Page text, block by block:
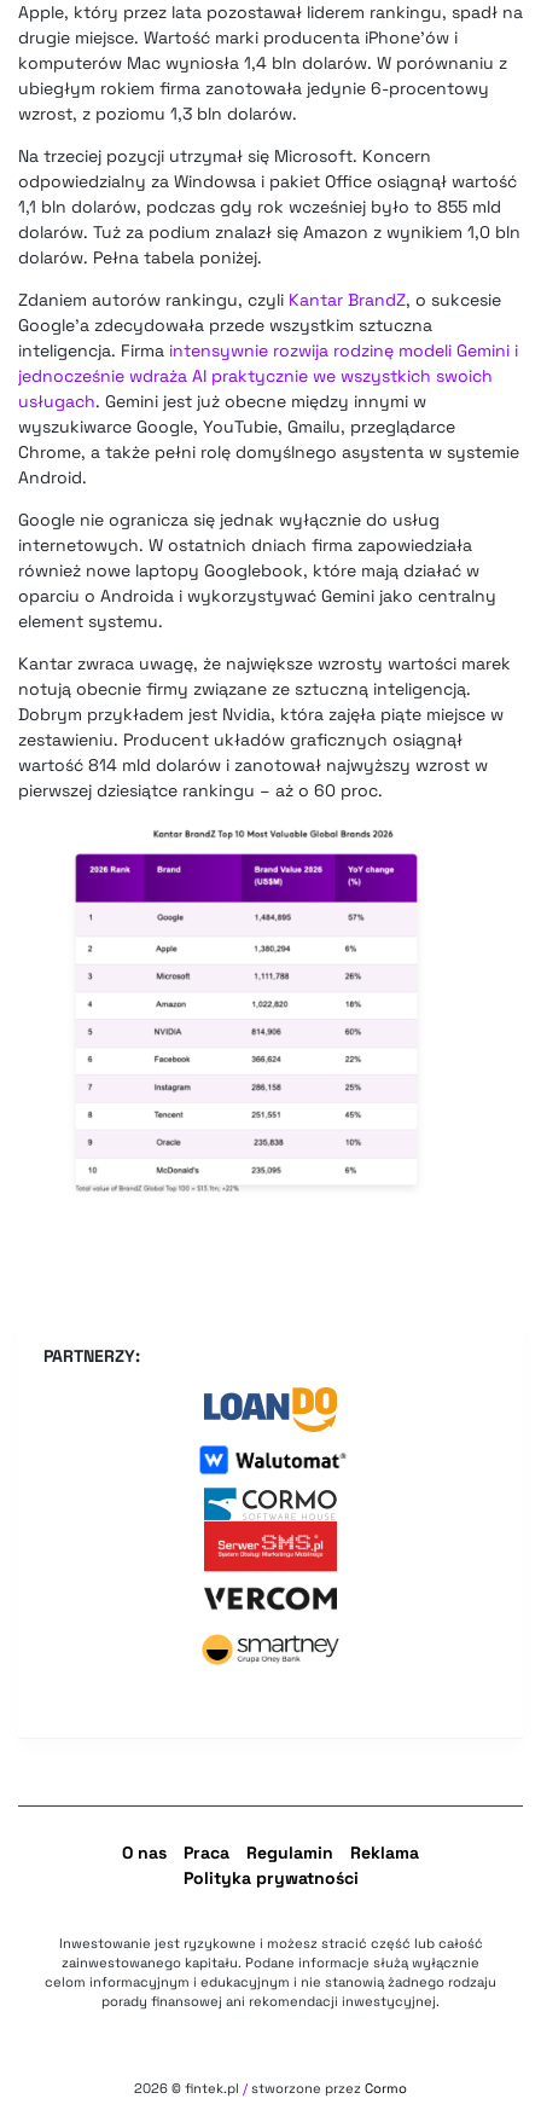
Apple, który przez lata pozostawał liderem rankingu, spadł na
drugie miejsce. Wartość marki producenta iPhone’ów i
komputerów Mac wyniosła 1,4 bln dolarów. W porównaniu z
ubiegłym rokiem firma zanotowała jedynie 6-procentowy
wzrost, z poziomu 1,3 bln dolarów.
Na trzeciej pozycji utrzymał się Microsoft. Koncern
odpowiedzialny za Windowsa i pakiet Office osiągnął wartość
1,1 bln dolarów, podczas gdy rok wcześniej było to 855 mld
dolarów. Tuż za podium znalazł się Amazon z wynikiem 1,0 bln
dolarów. Pełna tabela poniżej.
Zdaniem autorów rankingu, czyli Kantar BrandZ, o sukcesie
Google’a zdecydowała przede wszystkim sztuczna
inteligencja. Firma intensywnie rozwija rodzinę modeli Gemini i
jednocześnie wdraża AI praktycznie we wszystkich swoich
usługach. Gemini jest już obecne między innymi w
wyszukiwarce Google, YouTubie, Gmailu, przeglądarce
Chrome, a także pełni rolę domyślnego asystenta w systemie
Android.
Google nie ogranicza się jednak wyłącznie do usług
internetowych. W ostatnich dniach firma zapowiedziała
również nowe laptopy Googlebook, które mają działać w
oparciu o Androida i wykorzystywać Gemini jako centralny
element systemu.
Kantar zwraca uwagę, że największe wzrosty wartości marek
notują obecnie firmy związane ze sztuczną inteligencją.
Dobrym przykładem jest Nvidia, która zajęła piąte miejsce w
zestawieniu. Producent układów graficznych osiągnął
wartość 814 mld dolarów i zanotował najwyższy wzrost w
pierwszej dziesiątce rankingu – aż o 60 proc.
PARTNERZY:
O nas Praca Regulamin
Reklama
Polityka prywatności
Inwestowanie jest ryzykowne i możesz stracić część lub całość
zainwestowanego kapitału. Podane informacje służą wyłącznie
celom informacyjnym i edukacyjnym i nie stanowią żadnego rodzaju
porady finansowej ani rekomendacji inwestycyjnej.
2026 © fintek.pl / stworzone przez Cormo